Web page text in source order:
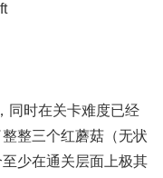
同时在关卡难度已经
整三个红蘑菇（无状
少在通关层面上极其